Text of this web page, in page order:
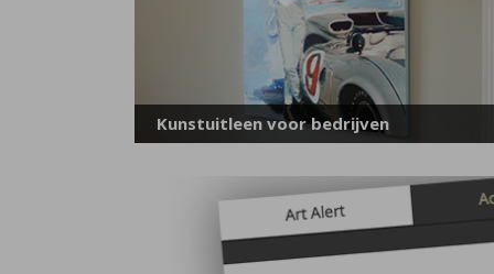
Kunstuitleen voor bedrijven